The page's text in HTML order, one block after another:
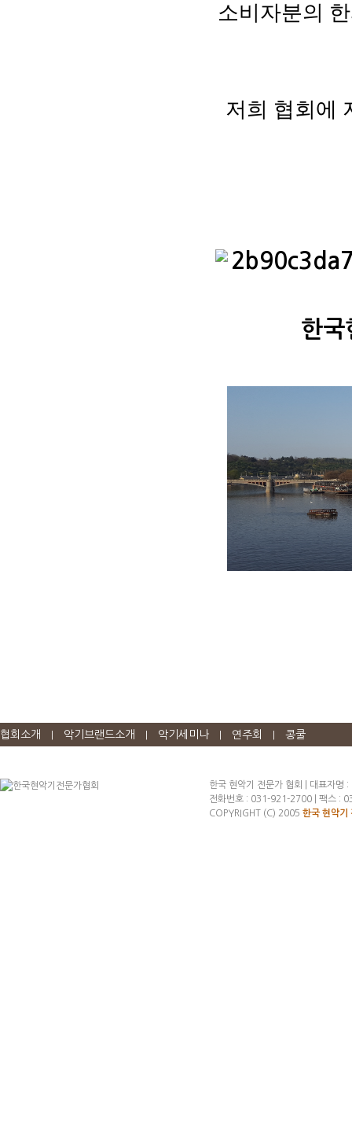
소비자분의
저희 협회에
한
협회소개 악기브랜드소개 악기세미나 연주회 콩쿨
한국 현악기 전문가 협회 | 대표자명
전화번호 : 031-921-2700 | 팩스 :
COPYRIGHT (C) 2005 한국 현악기